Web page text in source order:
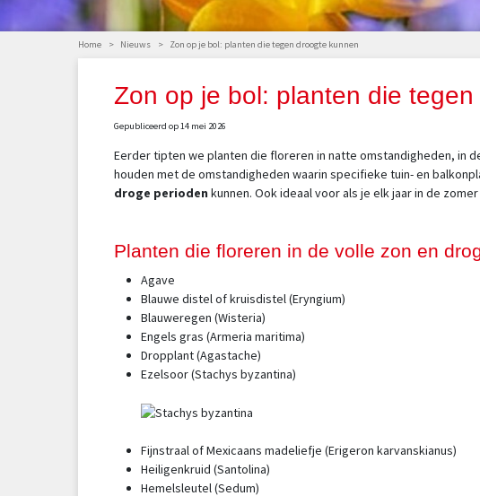
Home > Nieuws > Zon op je bol: planten die tegen droogte kunnen
Zon op je bol: planten die
Gepubliceerd op14 mei 2026
Eerder tipten we planten die floreren in natte omstandigheden, in
houden met de omstandigheden waarin specifieke tuin- en
droge perioden kunnen. Ook ideaal voor als je elk jaar in de
Planten die floreren in de volle zon en
Agave
Blauwe distel of kruisdistel (Eryngium)
Blauweregen (Wisteria)
Engels gras (Armeria maritima)
Dropplant (Agastache)
Ezelsoor (Stachys byzantina)
Fijnstraal of Mexicaans madeliefje (Erigeron karvanskianus)
Heiligenkruid (Santolina)
Hemelsleutel (Sedum)